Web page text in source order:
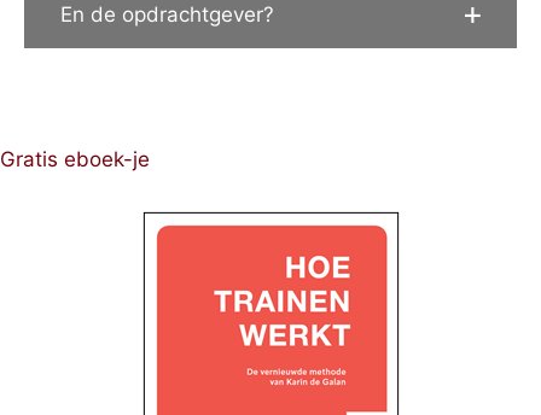
En de opdrachtgever?
Gratis eboek-je